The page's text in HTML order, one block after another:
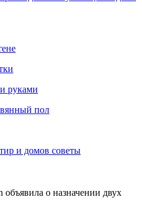
руками
пол
и домов советы
объявила о назначении двух